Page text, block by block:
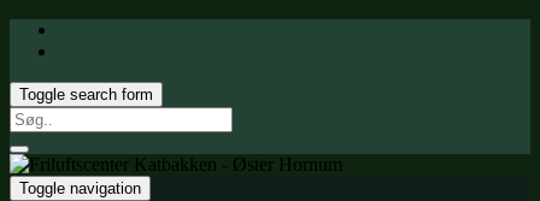
Toggle search form
Search
for:
Toggle navigation